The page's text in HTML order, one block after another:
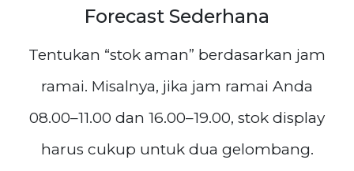
Forecast Sederhana
Tentukan “stok aman” berdasarkan jam
ramai. Misalnya, jika jam ramai Anda
08.00–11.00 dan 16.00–19.00, stok display
harus cukup untuk dua gelombang.